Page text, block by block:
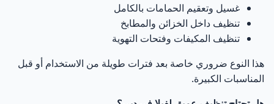
غسيل وتعقيم الحمامات بالكامل
تنظيف داخل الخزائن والمطابخ
تنظيف المكيفات وفتحات التهوية
هذا النوع ضروري خاصة بعد فترات طويلة من الاستخدام أو قبل
المناسبات الكبيرة.